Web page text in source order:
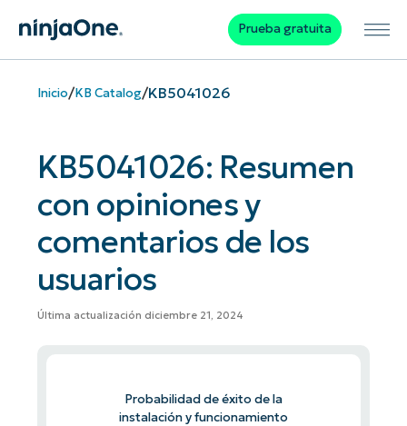
Prueba gratuita
Inicio/KB Catalog/KB5041026
KB5041026: Resumen
con opiniones y
comentarios de los
usuarios
Última actualización diciembre 21, 2024
Probabilidad de éxito de la
instalación y funcionamiento